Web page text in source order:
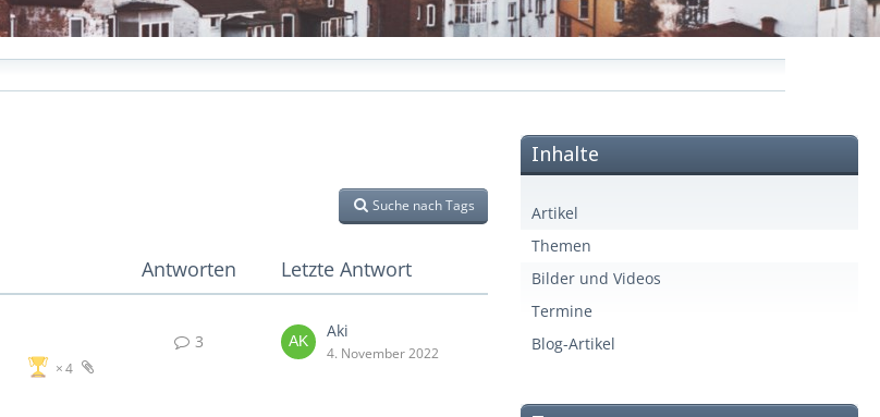
Suche nach Tags
Antworten
Letzte Antwort
4
3
Aki
4. November 2022
Inhalte
Artikel
Themen
Bilder und Videos
Termine
Blog-Artikel